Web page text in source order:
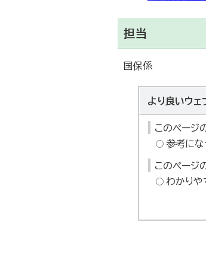
担当
国保係
より良いウェ
このページ
参考にな
このページ
わかりや